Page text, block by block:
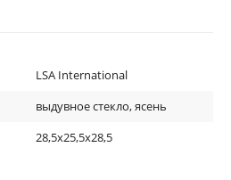
LSA International
выдувное стекло, ясень
28,5x25,5x28,5